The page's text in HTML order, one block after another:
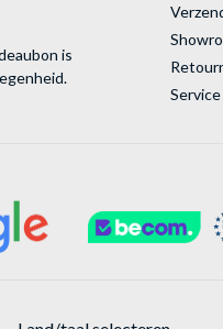
is
Service